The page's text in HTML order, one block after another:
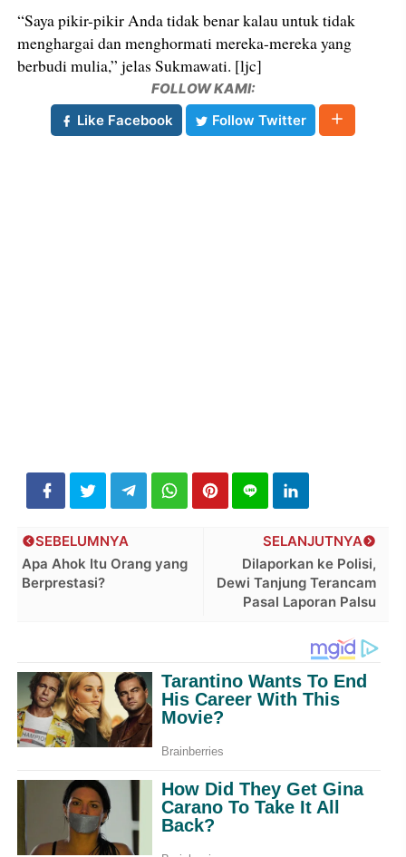
“Saya pikir-pikir Anda tidak benar kalau untuk tidak
menghargai dan menghormati mereka-mereka yang
berbudi mulia,” jelas Sukmawati. [ljc]
FOLLOW KAMI:
Like Facebook
Follow Twitter
SELANJUTNYA
Dilaporkan ke Polisi,
Dewi Tanjung Terancam
Pasal Laporan Palsu
SEBELUMNYA
Apa Ahok Itu Orang yang
Berprestasi?